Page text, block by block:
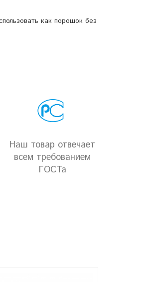
как порошок без
Наш товар отвечает
всем требованием
ГОСТа